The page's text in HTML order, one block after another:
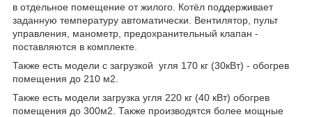
в отдельное помещение от жилого. Котёл поддерживает
заданную температуру автоматически. Вентилятор, пульт
управления, манометр, предохранительный клапан -
поставляются в комплекте.
Также есть модели с загрузкой угля 170 кг (30кВт) - обогрев
помещения до 210 м2.
Также есть модели загрузка угля 220 кг (40 кВт) обогрев
помещения до 300м2. Также производятся более мощные